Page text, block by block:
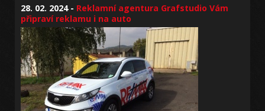
28. 02. 2024 - Reklamní agentura Grafstudio Vám
připraví reklamu i na auto